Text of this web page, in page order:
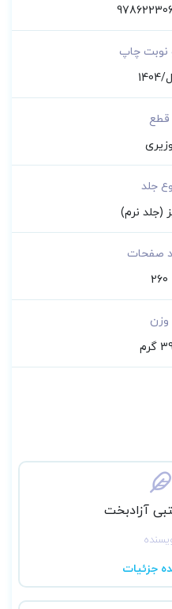
ارائه­ نکات تکمیلی
جامع
­های دیگر (درس آمار و
نوبت چاپ
قطع
وزیری
جلد
(جلد نرم)
صفحات
260
وزن
آزادبخت
جزئیات